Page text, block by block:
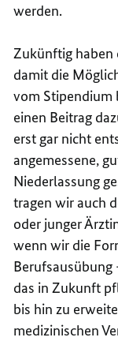
werden.
Zukünftig haben
damit die
vom Stipendium
einen Beitrag
erst gar nicht
angemessene,
Niederlassung
tragen wir auch
oder junger
wenn wir die
Berufsausübung
das in Zukunft
bis hin zu
medizinischen